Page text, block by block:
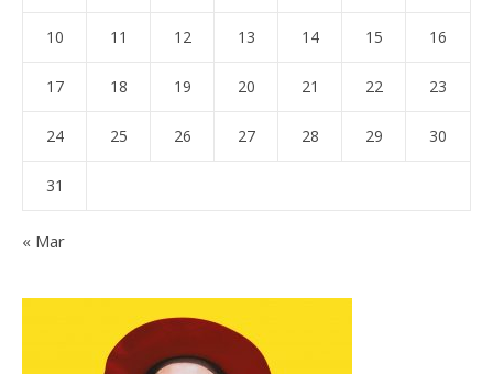
10 11 12 13 14 15 16
17 18 19 20 21 22 23
24 25 26 27 28 29 30
31
« Mar